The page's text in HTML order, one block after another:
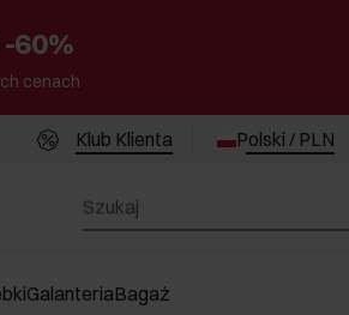
-60%
cenach
Klub Klienta Polski / PLN
GalanteriaBagaż